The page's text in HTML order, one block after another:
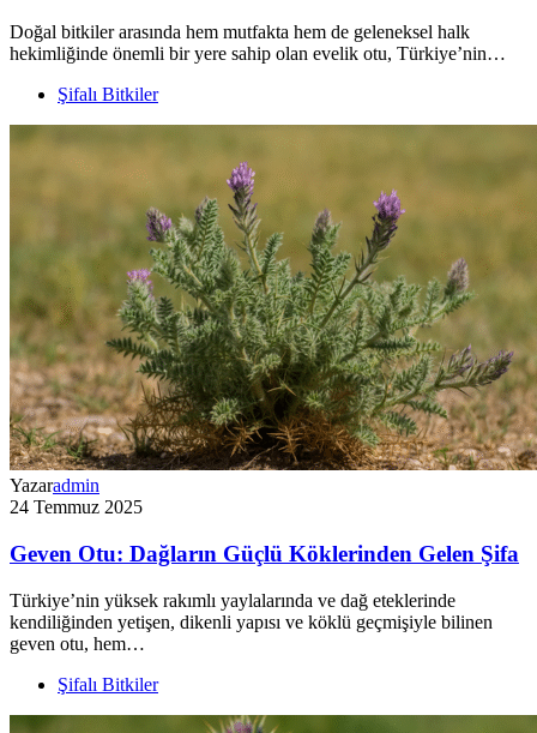
Doğal bitkiler arasında hem mutfakta hem de geleneksel halk
hekimliğinde önemli bir yere sahip olan evelik otu, Türkiye’nin…
Şifalı Bitkiler
Yazaradmin
24 Temmuz 2025
Geven Otu: Dağların Güçlü Köklerinden Gelen Şifa
Türkiye’nin yüksek rakımlı yaylalarında ve dağ eteklerinde
kendiliğinden yetişen, dikenli yapısı ve köklü geçmişiyle bilinen
geven otu, hem…
Şifalı Bitkiler